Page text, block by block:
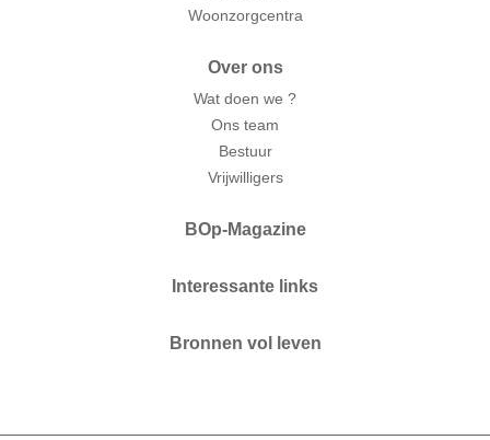
Woonzorgcentra
Over ons
Wat doen we ?
Ons team
Bestuur
Vrijwilligers
BOp-Magazine
Interessante links
Bronnen vol leven